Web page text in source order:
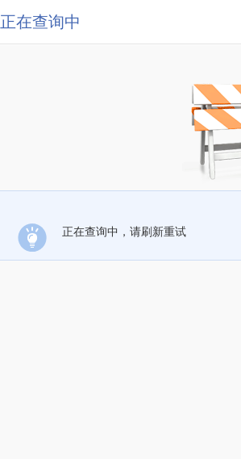
正在查询中
正在查询中，请刷新重试